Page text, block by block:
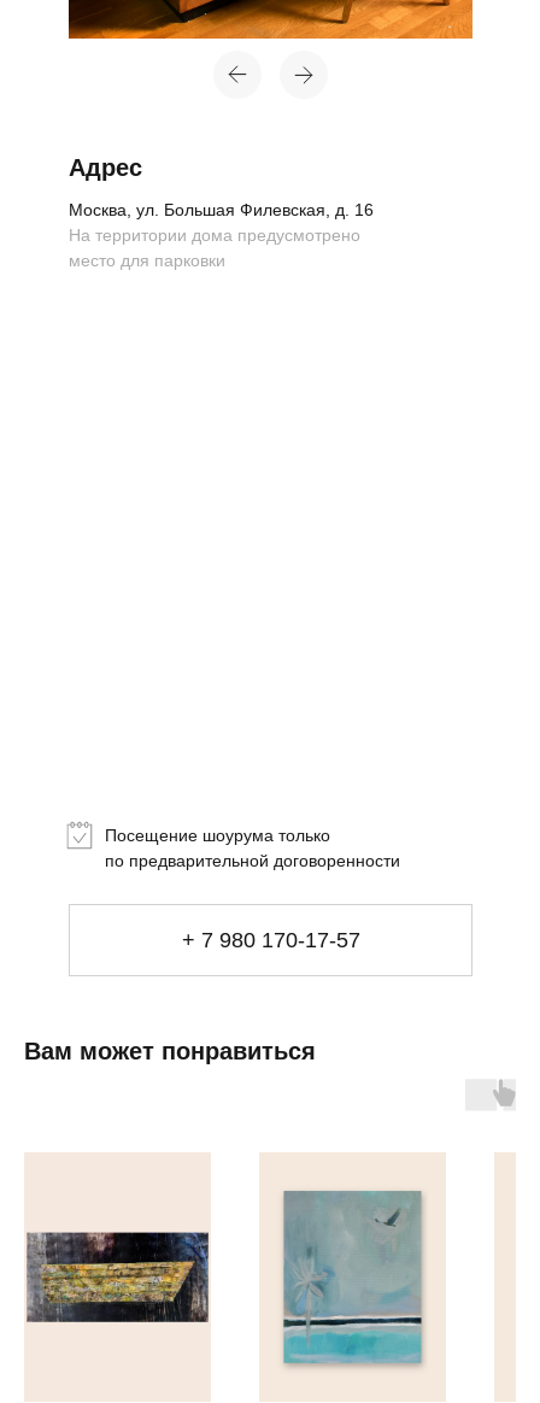
+ 7 980 170-17-57
Посещение шоурума только
по предварительной договоренности
Москва, ул. Большая Филевская, д. 16
Адрес
На территории дома предусмотрено
место для парковки
Вам может понравиться
Декор
Ценность обретения
комфорта
Купить за 100 000 ₽
Купить за 100 000 ₽